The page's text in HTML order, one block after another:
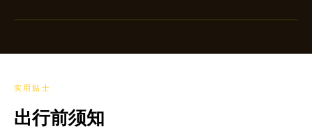
实用贴士
出行前须知